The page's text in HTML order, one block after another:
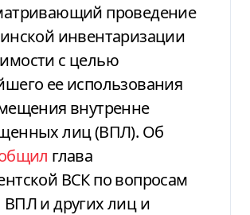
проведение
инвентаризации
с целью
ее использования
внутренне
лиц (ВПЛ). Об
глава
ВСК по вопросам
и других лиц и